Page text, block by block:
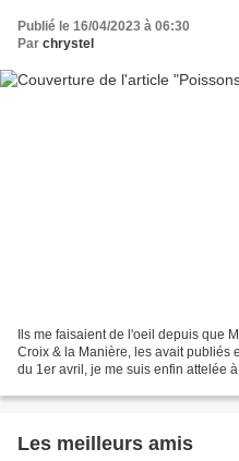
Publié le 16/04/2023 à 06:30
Par chrystel
Ils me faisaient de l'oeil depuis que
Croix & la Manière, les avait publiés
du 1er avril, je me suis enfin attelée
Les meilleurs amis